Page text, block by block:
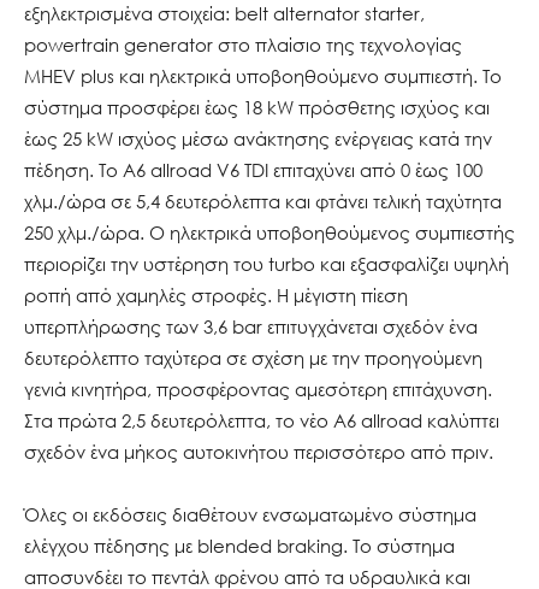
εξηλεκτρισμένα στοιχεία: belt alternator starter,
powertrain generator στο πλαίσιο της τεχνολογίας
MHEV plus και ηλεκτρικά υποβοηθούμενο συμπιεστή. Το
σύστημα προσφέρει έως 18 kW πρόσθετης ισχύος και
έως 25 kW ισχύος μέσω ανάκτησης ενέργειας κατά την
πέδηση. Το A6 allroad V6 TDI επιταχύνει από 0 έως 100
χλμ./ώρα σε 5,4 δευτερόλεπτα και φτάνει τελική ταχύτητα
250 χλμ./ώρα. Ο ηλεκτρικά υποβοηθούμενος συμπιεστής
περιορίζει την υστέρηση του turbo και εξασφαλίζει υψηλή
ροπή από χαμηλές στροφές. Η μέγιστη πίεση
υπερπλήρωσης των 3,6 bar επιτυγχάνεται σχεδόν ένα
δευτερόλεπτο ταχύτερα σε σχέση με την προηγούμενη
γενιά κινητήρα, προσφέροντας αμεσότερη επιτάχυνση.
Στα πρώτα 2,5 δευτερόλεπτα, το νέο A6 allroad καλύπτει
σχεδόν ένα μήκος αυτοκινήτου περισσότερο από πριν.
Όλες οι εκδόσεις διαθέτουν ενσωματωμένο σύστημα
ελέγχου πέδησης με blended braking. Το σύστημα
αποσυνδέει το πεντάλ φρένου από τα υδραυλικά και